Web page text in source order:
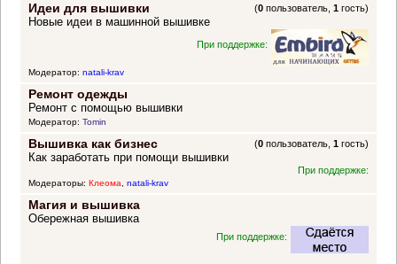
Идеи для вышивки (0 пользователь,1 гость)
Новые идеи в машинной вышивке
При поддержке:
Модератор: natali-krav
Ремонт одежды
Ремонт с помощью вышивки
Модератор: Tomin
Вышивка как бизнес (0 пользователь,1 гость)
Как заработать при помощи вышивки
При поддержке:
Модераторы: Клеома, natali-krav
Магия и вышивка
Обережная вышивка
При поддержке: